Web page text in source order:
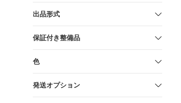
出品形式
保証付き整備品
色
発送オプション